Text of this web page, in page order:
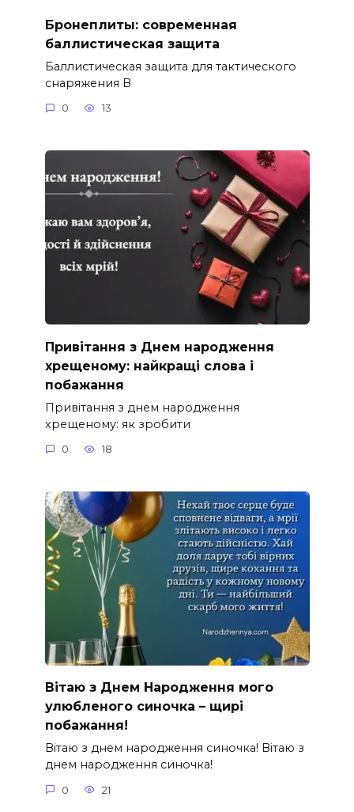
Бронеплиты: современная
баллистическая защита
Баллистическая защита для тактического
снаряжения В
0 13
Привітання з Днем народження
хрещеному: найкращі слова і
побажання
Привітання з днем народження
хрещеному: як зробити
0 18
Вітаю з Днем Народження мого
улюбленого синочка – щирі
побажання!
Вітаю з днем народження синочка! Вітаю з
днем народження синочка!
0 21